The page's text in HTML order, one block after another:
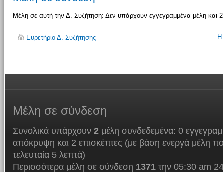
Μέλη σε αυτή την Δ. Συζήτηση: Δεν υπάρχουν εγγεγραμμένα μέλη και 2
Ευρετήριο Δ. Συζήτησης Η
Μέλη σε σύνδεση
Συνολικά υπάρχουν 2μέλη συνδεδεμένα: 0
απόκρυψη και 2 επισκέπτες (με βάση ενεργά μέλη
τελευταία 5 λεπτά)
Περισσότερα μέλη σε σύνδεση 1371την 05:30 am